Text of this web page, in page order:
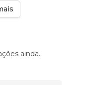
ainda.